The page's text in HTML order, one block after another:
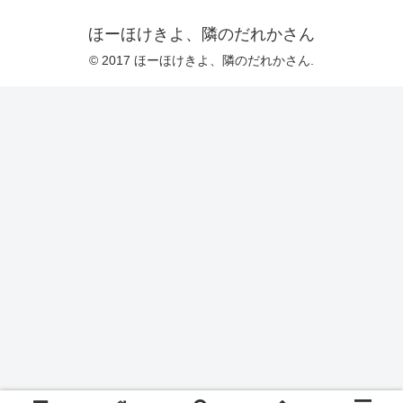
ほーほけきよ、隣のだれかさん
© 2017 ほーほけきよ、隣のだれかさん.